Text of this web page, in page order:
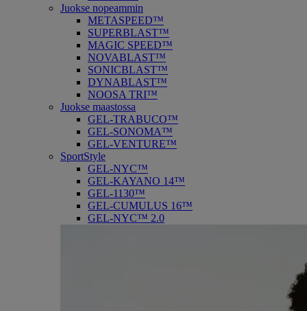
Juokse nopeammin
METASPEED™
SUPERBLAST™
MAGIC SPEED™
NOVABLAST™
SONICBLAST™
DYNABLAST™
NOOSA TRI™
Juokse maastossa
GEL-TRABUCO™
GEL-SONOMA™
GEL-VENTURE™
SportStyle
GEL-NYC™
GEL-KAYANO 14™
GEL-1130™
GEL-CUMULUS 16™
GEL-NYC™ 2.0